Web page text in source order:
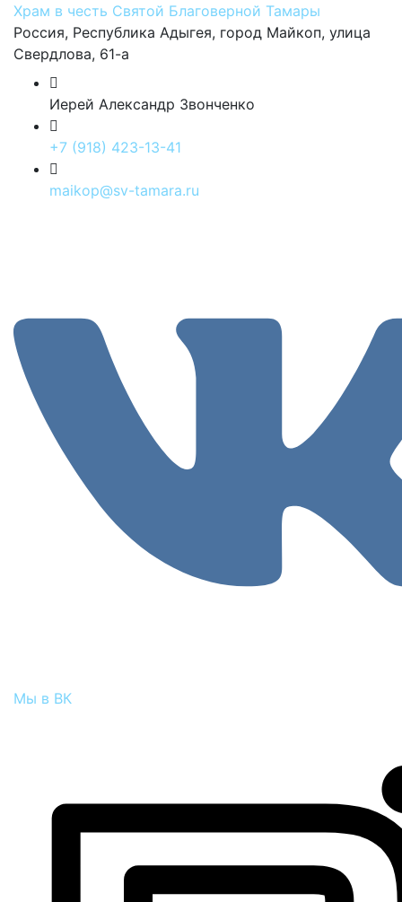
Храм в честь Святой Благоверной Тамары
Россия, Республика Адыгея, город Майкоп, улица
Свердлова, 61-а
Иерей Александр Звонченко
+7 (918) 423-13-41
maikop@sv-tamara.ru
Мы в ВК